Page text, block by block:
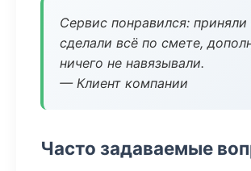
Сервис понравился:
сделали всё по смете,
ничего не навязывали.
— Клиент компании
Часто задаваемые